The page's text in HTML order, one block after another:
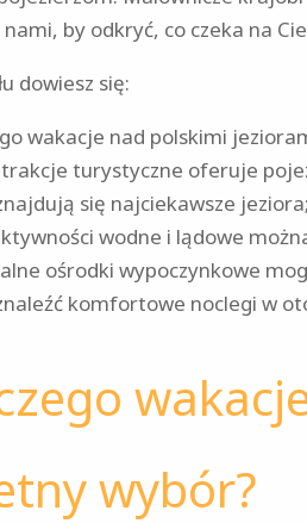
by odkryć, co czeka na
dowiesz się:
wakacje nad polskimi
turystyczne oferuje
się najciekawsze jeziora;
wodne i lądowe
ośrodki wypoczynkowe
komfortowe noclegi w
wybór?